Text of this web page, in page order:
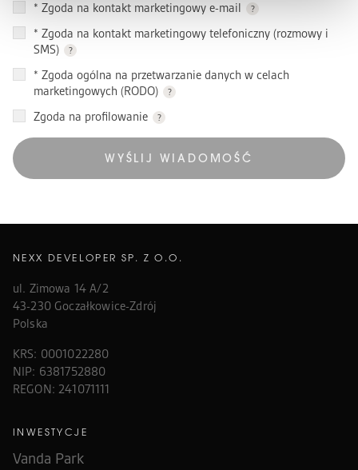
* Zgoda na kontakt marketingowy e-mail ?
* Zgoda na kontakt marketingowy telefoniczny (rozmowy i
SMS)
?
* Zgoda ogólna na przetwarzanie danych w celach
marketingowych (RODO)
?
Zgoda na profilowanie ?
WYŚLIJ WIADOMOŚĆ
NEXX DEVELOPER SP. Z O.O.
ul. Zimowa 14 A/2
43-230 Goczałkowice-Zdrój
Polska
KRS: 0001022280
NIP: 6381752880
REGON: 241071111
INWESTYCJE
Vanda Park